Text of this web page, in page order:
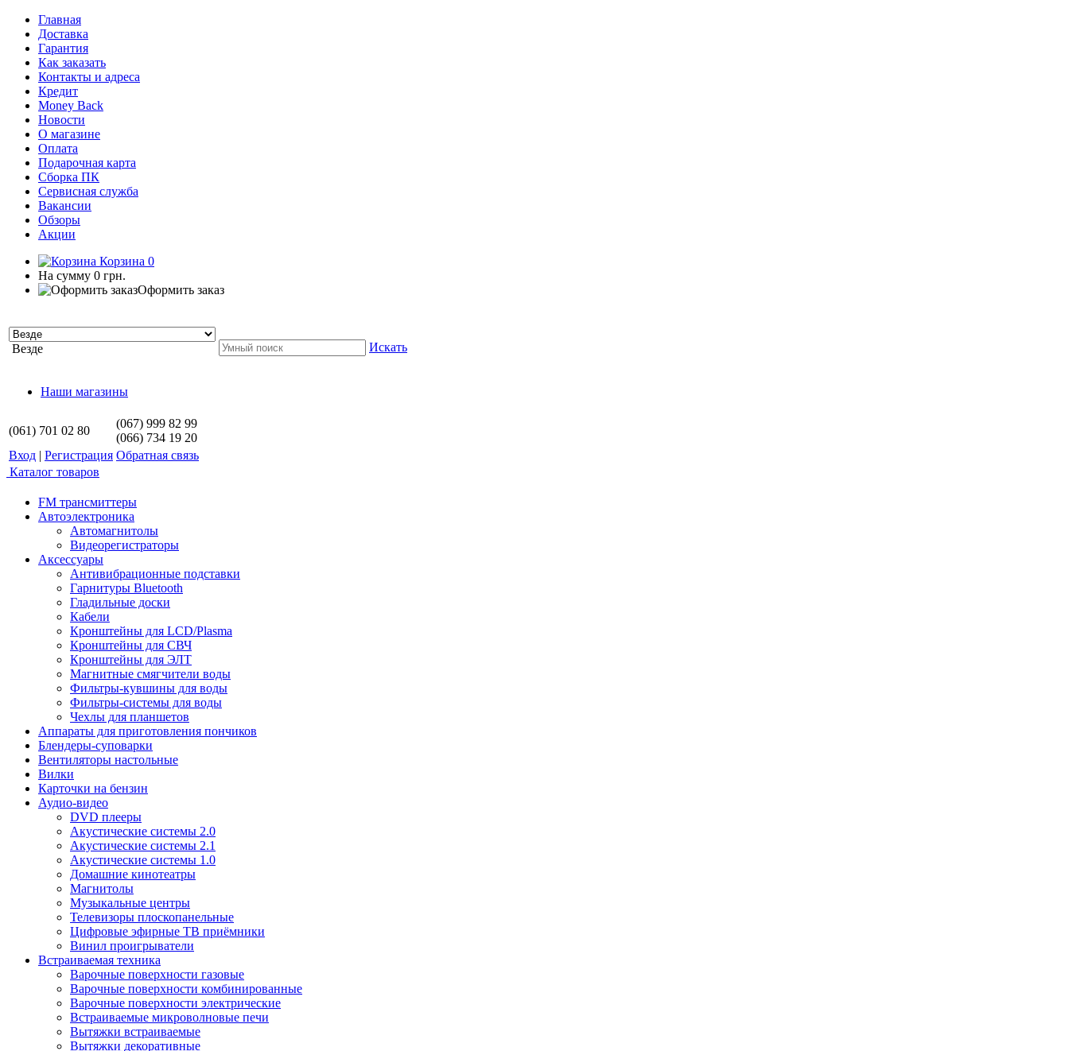
Главная
Доставка
Гарантия
Как заказать
Контакты и адреса
Кредит
Money Back
Новости
О магазине
Оплата
Подарочная карта
Сборка ПК
Сервисная служба
Вакансии
Обзоры
Акции
Корзина 0
На сумму 0 грн.
Оформить заказ
Везде Искать
Наши магазины
(061) 701 02 80
(067) 999 82 99
(066) 734 19 20
Вход | Регистрация Обратная связь
Каталог товаров
FM трансмиттеры
Автоэлектроника
Автомагнитолы
Видеорегистраторы
Аксессуары
Антивибрационные подставки
Гарнитуры Bluetooth
Гладильные доски
Кабели
Кронштейны для LCD/Plasma
Кронштейны для СВЧ
Кронштейны для ЭЛТ
Магнитные смягчители воды
Фильтры-кувшины для воды
Фильтры-системы для воды
Чехлы для планшетов
Аппараты для приготовления пончиков
Блендеры-суповарки
Вентиляторы настольные
Вилки
Карточки на бензин
Аудио-видео
DVD плееры
Акустические системы 2.0
Акустические системы 2.1
Акустические системы 1.0
Домашние кинотеатры
Магнитолы
Музыкальные центры
Телевизоры плоскопанельные
Цифровые эфирные ТВ приёмники
Винил проигрыватели
Встраиваемая техника
Варочные поверхности газовые
Варочные поверхности комбинированные
Варочные поверхности электрические
Встраиваемые микроволновые печи
Вытяжки встраиваемые
Вытяжки декоративные